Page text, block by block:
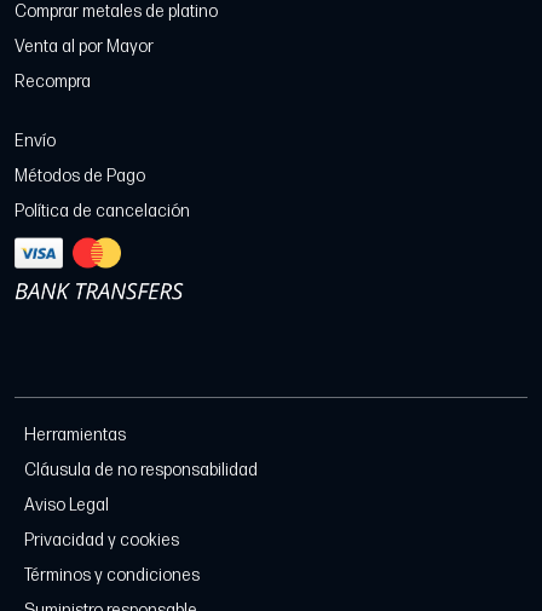
Comprar metales de platino
Venta al por Mayor
Recompra
Envío
Métodos de Pago
Política de cancelación
Herramientas
Cláusula de no responsabilidad
Aviso Legal
Privacidad y cookies
Términos y condiciones